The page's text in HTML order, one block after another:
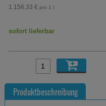
1.156,33 € pro 1 l
sofort lieferbar
Produktbeschreibung